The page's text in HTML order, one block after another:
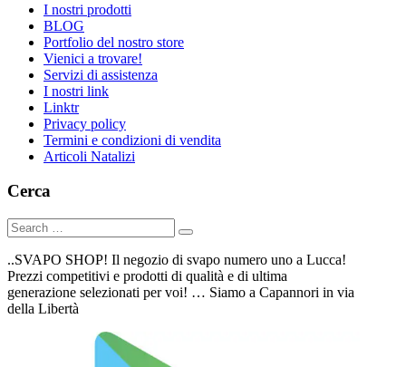
I nostri prodotti
BLOG
Portfolio del nostro store
Vienici a trovare!
Servizi di assistenza
I nostri link
Linktr
Privacy policy
Termini e condizioni di vendita
Articoli Natalizi
Cerca
..SVAPO SHOP! Il negozio di svapo numero uno a Lucca!
Prezzi competitivi e prodotti di qualità e di ultima
generazione selezionati per voi! … Siamo a Capannori in via
della Libertà